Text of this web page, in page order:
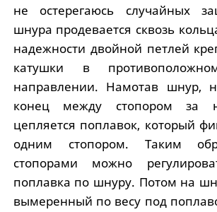
не остерегаюсь случайных
шнура продевается сквозь
надежности двойной петлей
катушки в
направлении. Намотав шнур,
конец между стопором за
цепляется поплавок, который
одним стопором. Таким
стопорами можно
поплавка по шнуру. Потом на
вымеренный по весу под